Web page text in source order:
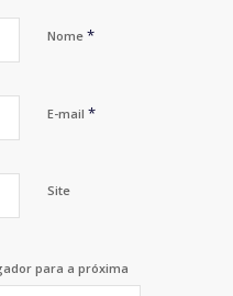
Nome *
E-mail *
Site
para a próxima